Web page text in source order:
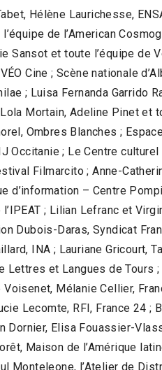
Hélène Laurichesse,
de l’American
Sansot et toute l’équipe de
Cine ; Scène nationale
; Luisa Fernanda Garrido
Mortain, Adeline Pinet
Ombres Blanches ;
Occitanie ; Le Centre
Filmarcito ; Anne-
– Centre
; Lilian Lefranc et
Dubois-Daras, Syndicat
INA ; Lauriane Gricourt,
et Langues de Tours
Mélanie Cellier,
Lecomte, RFI, France 24 ;
Elisa Fouassier-
Maison de l’Amérique
Monteleone, l’Atelier de